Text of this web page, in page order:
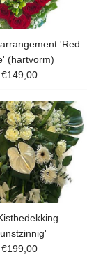
'Red
(hartvorm)
€149,00
€199,00